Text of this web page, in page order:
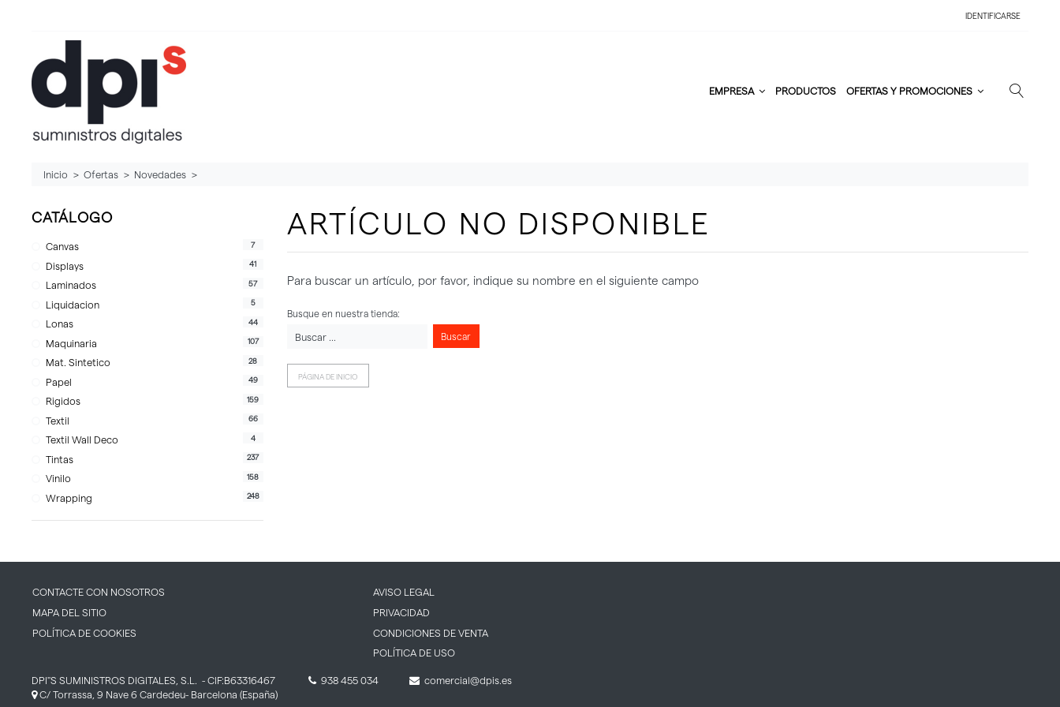
IDENTIFICARSE
EMPRESA PRODUCTOS OFERTAS Y PROMOCIONES
Inicio Ofertas Novedades
CATÁLOGO
Canvas 7
Displays 41
Laminados 57
Liquidacion 5
Lonas 44
Maquinaria 107
Mat. Sintetico 28
Papel 49
Rigidos 159
Textil 66
Textil Wall Deco 4
Tintas 237
Vinilo 158
Wrapping 248
ARTÍCULO NO DISPONIBLE
Para buscar un artículo, por favor, indique su nombre en el siguiente campo
Busque en nuestra tienda:
Buscar
PÁGINA DE INICIO
CONTACTE CON NOSOTROS
MAPA DEL SITIO
POLÍTICA DE COOKIES
AVISO LEGAL
PRIVACIDAD
CONDICIONES DE VENTA
POLÍTICA DE USO
DPI''S SUMINISTROS DIGITALES, S.L. - CIF:B63316467
C/ Torrassa, 9 Nave 6 Cardedeu- Barcelona (España)
938 455 034 comercial@dpis.es